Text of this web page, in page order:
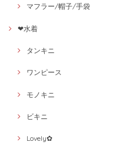
マフラー/帽子/手袋
❤水着
タンキニ
ワンピース
モノキニ
ビキニ
Lovely✿